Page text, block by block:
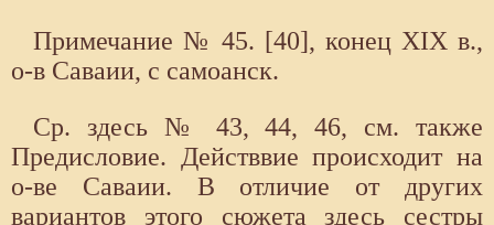
Примечание № 45. [40], конец XIX в.,
о-в Саваии, с самоанск.
Ср. здесь № 43, 44, 46, см. также
Предисловие. Действвие происходит на
о-ве Саваии. В отличие от других
вариантов этого сюжета здесь сестры